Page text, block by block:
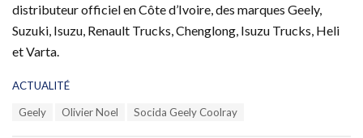
distributeur officiel en Côte d’Ivoire, des marques Geely,
Suzuki, Isuzu, Renault Trucks, Chenglong, Isuzu Trucks, Heli
et Varta.
C
ACTUALITÉ
Geely Olivier Noel Socida Geely Coolray